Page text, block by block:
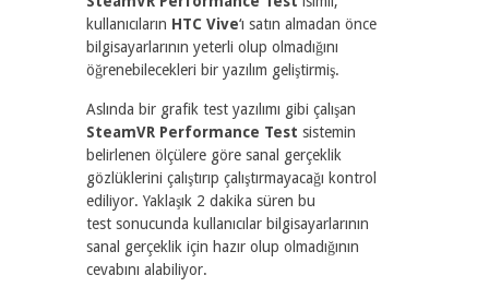
kullanıcıların HTC Vive‘ı satın almadan önce
bilgisayarlarının yeterli olup olmadığını
öğrenebilecekleri bir yazılım geliştirmiş.
Aslında bir grafik test yazılımı gibi çalışan
SteamVR Performance Test sistemin
belirlenen ölçülere göre sanal gerçeklik
gözlüklerini çalıştırıp çalıştırmayacağı kontrol
ediliyor. Yaklaşık 2 dakika süren bu
test sonucunda kullanıcılar bilgisayarlarının
sanal gerçeklik için hazır olup olmadığının
cevabını alabiliyor.